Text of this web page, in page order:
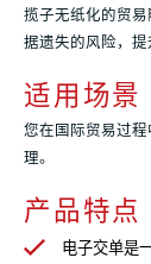
揽子无纸化的贸
据遗失的风险，提
适用场景
您在国际贸易过
理。
产品特点
电子交单是